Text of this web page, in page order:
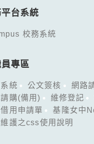
台系統
校務系統
專區
統 公文簽核
網路
購(備用)
維修登記
用申請單
基隆女中
護之css使用說明